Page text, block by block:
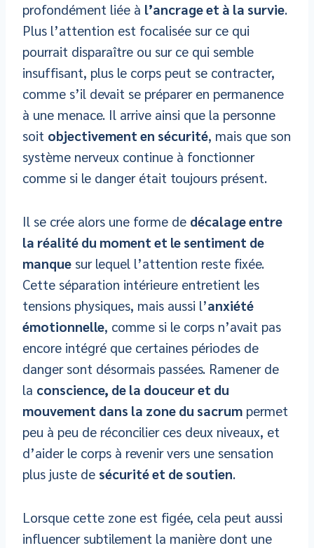
profondément liée à l’ancrage et à la survie.
Plus l’attention est focalisée sur ce qui
pourrait disparaître ou sur ce qui semble
insuffisant, plus le corps peut se contracter,
comme s’il devait se préparer en permanence
à une menace. Il arrive ainsi que la personne
soit objectivement en sécurité, mais que son
système nerveux continue à fonctionner
comme si le danger était toujours présent.
Il se crée alors une forme de décalage entre
la réalité du moment et le sentiment de
manque sur lequel l’attention reste fixée.
Cette séparation intérieure entretient les
tensions physiques, mais aussi l’anxiété
émotionnelle, comme si le corps n’avait pas
encore intégré que certaines périodes de
danger sont désormais passées. Ramener de
la conscience, de la douceur et du
mouvement dans la zone du sacrum permet
peu à peu de réconcilier ces deux niveaux, et
d’aider le corps à revenir vers une sensation
plus juste de sécurité et de soutien.
Lorsque cette zone est figée, cela peut aussi
influencer subtilement la manière dont une